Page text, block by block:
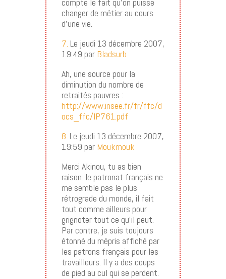
changer de métier au cours
d’une vie.
7. Le jeudi 13 décembre 2007,
19:49 par Bladsurb
Ah, une source pour la
diminution du nombre de
retraités pauvres :
http://www.insee.fr/fr/ffc/d
ocs_ffc/IP761.pdf
8. Le jeudi 13 décembre 2007,
19:59 par Moukmouk
Merci Akinou, tu as bien
raison. le patronat français ne
me semble pas le plus
rétrograde du monde, il fait
tout comme ailleurs pour
grignoter tout ce qu’il peut.
Par contre, je suis toujours
étonné du mépris affiché par
les patrons français pour les
travailleurs. Il y a des coups
de pied au cul qui se perdent.